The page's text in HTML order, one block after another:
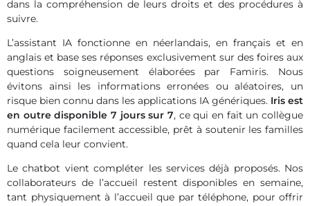
dans la compréhension de leurs droits et des procédures à
suivre.
L’assistant IA fonctionne en néerlandais, en français et en
anglais et base ses réponses exclusivement sur des foires aux
questions soigneusement élaborées par Famiris. Nous
évitons ainsi les informations erronées ou aléatoires, un
risque bien connu dans les applications IA génériques. Iris est
en outre disponible 7 jours sur 7, ce qui en fait un collègue
numérique facilement accessible, prêt à soutenir les familles
quand cela leur convient.
Le chatbot vient compléter les services déjà proposés. Nos
collaborateurs de l’accueil restent disponibles en semaine,
tant physiquement à l’accueil que par téléphone, pour offrir